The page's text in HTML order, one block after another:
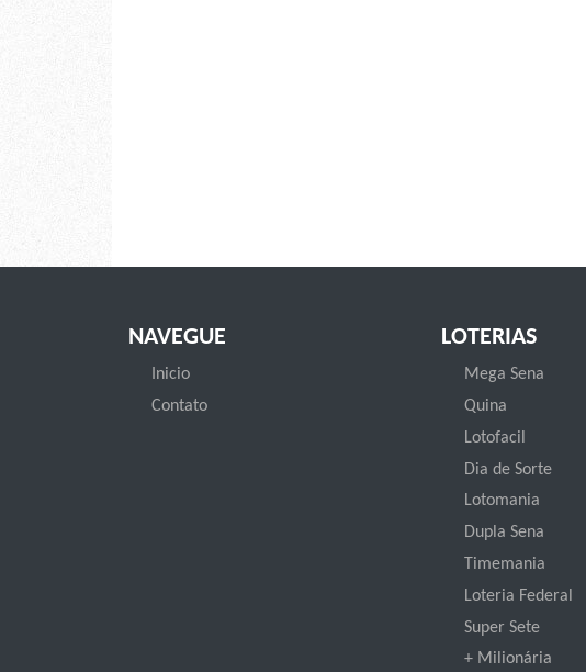
NAVEGUE
Inicio
Contato
LOTERIAS
Mega Sena
Quina
Lotofacil
Dia de Sorte
Lotomania
Dupla Sena
Timemania
Loteria Federal
Super Sete
+ Milionária